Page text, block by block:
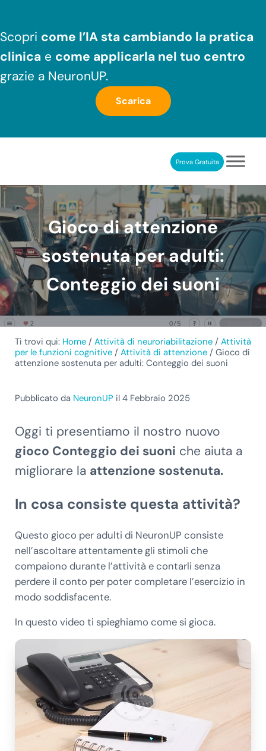
Scopri come l’IA sta cambiando la pratica
clinica e come applicarla nel tuo centro
grazie a NeuronUP.
Scarica
RIABILITAZIONE COGNITIVA PROFESSIONALEProva Gratuita
Gioco di attenzione
sostenuta per adulti:
Conteggio dei suoni
Ti trovi qui: Home / Attività di neuroriabilitazione / Attività
per le funzioni cognitive / Attività di attenzione / Gioco di
attenzione sostenuta per adulti: Conteggio dei suoni
Pubblicato da NeuronUP il 4 Febbraio 2025
Oggi ti presentiamo il nostro nuovo
gioco Conteggio dei suoni che aiuta a
migliorare la attenzione sostenuta.
In cosa consiste questa attività?
Questo gioco per adulti di NeuronUP consiste
nell’ascoltare attentamente gli stimoli che
compaiono durante l’attività e contarli senza
perdere il conto per poter completare l’esercizio in
modo soddisfacente.
In questo video ti spieghiamo come si gioca.